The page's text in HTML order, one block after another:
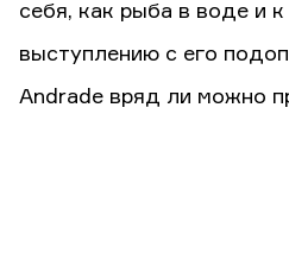
себя, как рыба в воде и
выступлению с его
Andrade вряд ли можно